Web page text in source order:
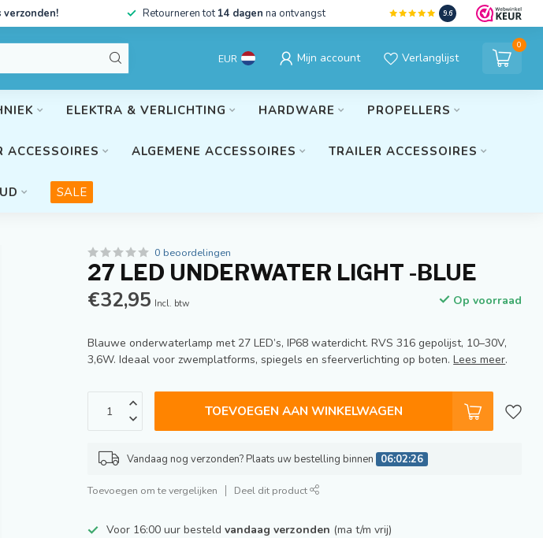
verzonden! Retourneren tot14 dagen na ontvangst 9.6
EUR Mijn account Verlanglijst
0
ELEKTRA & VERLICHTING HARDWARE PROPELLERS
ACCESSOIRES ALGEMENE ACCESSOIRES TRAILER ACCESSOIRES
SALE
0 beoordelingen
27 LED UNDERWATER LIGHT -BLUE
€32,95 Incl. btw Op voorraad
Blauwe onderwaterlamp met 27 LED’s, IP68 waterdicht. RVS 316 gepolijst, 10–30V,
3,6W. Ideaal voor zwemplatforms, spiegels en sfeerverlichting op boten.Lees meer.
TOEVOEGEN AAN WINKELWAGEN
Vandaag nog verzonden? Plaats uw bestelling binnen 06:02:25
Toevoegen om te vergelijken Deel dit product
Voor 16:00 uur besteldvandaag verzonden (ma t/m vrij)